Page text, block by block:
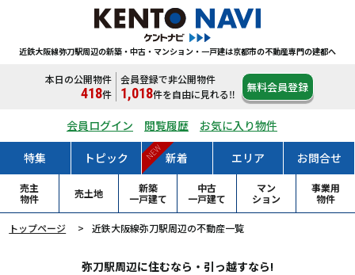
近鉄大阪線弥刀駅周辺の新築・中古・マンション・一戸建は京都市の不動産専門の建都へ
本日の公開物件
418件
会員登録で非公開物件
1,018件を自由に見れる‼ 無料会員登録
会員ログイン 閲覧履歴 お気に入り物件
特集 トピック 新着
NEW エリア お問合せ
売主
物件
売土地
新築
一戸建て
中古
一戸建て
マン
ション
事業用
物件
トップページ 近鉄大阪線弥刀駅周辺の不動産一覧
弥刀駅周辺に住むなら・引っ越すなら!